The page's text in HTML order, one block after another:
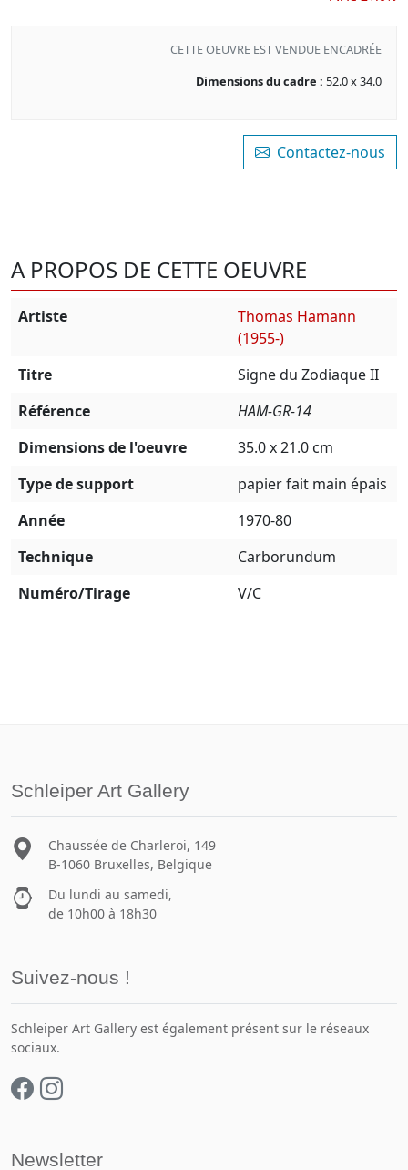
CETTE OEUVRE EST VENDUE ENCADRÉE
Dimensions du cadre : 52.0 x 34.0
Contactez-nous
A PROPOS DE CETTE OEUVRE
Artiste
Thomas Hamann
(1955-)
Titre
Signe du Zodiaque II
Référence
HAM-GR-14
Dimensions de l'oeuvre
35.0 x 21.0 cm
Type de support
papier fait main épais
Année
1970-80
Technique
Carborundum
Numéro/Tirage
V/C
Schleiper Art Gallery
Chaussée de Charleroi, 149
B-1060 Bruxelles, Belgique
Du lundi au samedi,
de 10h00 à 18h30
Suivez-nous !
Schleiper Art Gallery est également présent sur le réseaux
sociaux.
Newsletter